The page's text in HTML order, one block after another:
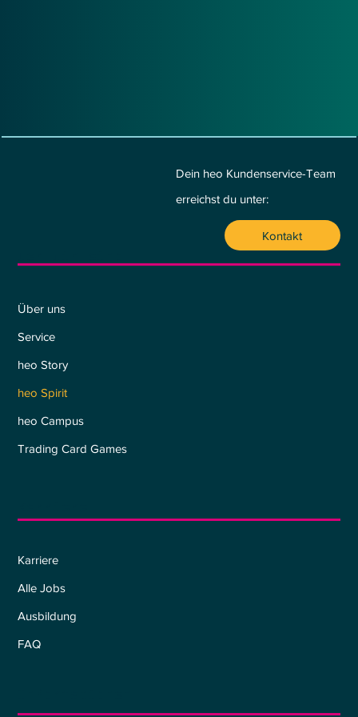
Über uns
Service
heo Story
heo Spirit
heo Campus
Trading Card Games
Karriere
Alle Jobs
Ausbildung
FAQ
Dein heo Kundenservice-Team
erreichst du unter:
Kontakt